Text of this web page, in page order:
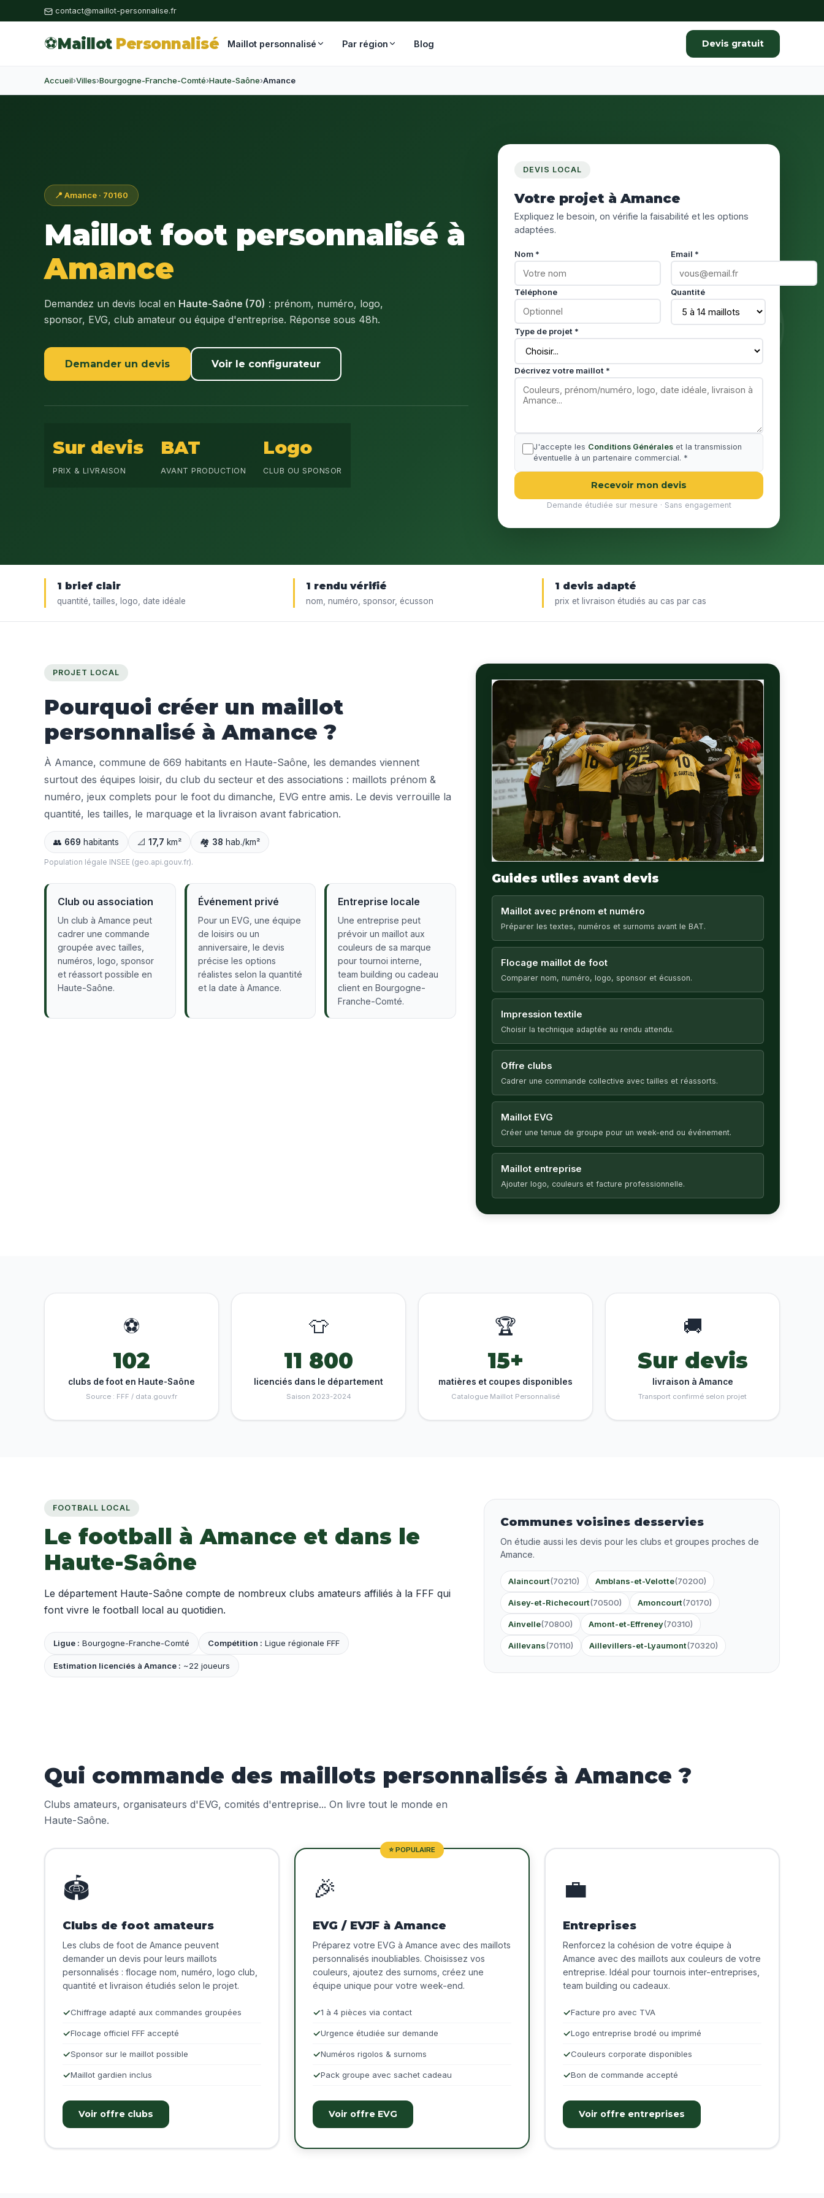
contact@maillot-personnalise.fr
⚽Maillot Personnalisé Maillot personnalisé Par région Blog Devis gratuit
Accueil›Villes›Bourgogne-Franche-Comté›Haute-Saône›Amance
📍 Amance · 70160
Maillot foot personnalisé à
Amance
Demandez un devis local en Haute-Saône (70) : prénom, numéro, logo,
sponsor, EVG, club amateur ou équipe d'entreprise. Réponse sous 48h.
Demander un devis Voir le configurateur
Sur devis
PRIX & LIVRAISON
BAT
AVANT PRODUCTION
Logo
CLUB OU SPONSOR
DEVIS LOCAL
Votre projet à Amance
Expliquez le besoin, on vérifie la faisabilité et les options
adaptées.
Nom * Email *
Téléphone Quantité
Type de projet *
Décrivez votre maillot *
J'accepte les Conditions Générales et la transmission
éventuelle à un partenaire commercial. *
Recevoir mon devis
Demande étudiée sur mesure · Sans engagement
1 brief clair
quantité, tailles, logo, date idéale
1 rendu vérifié
nom, numéro, sponsor, écusson
1 devis adapté
prix et livraison étudiés au cas par cas
PROJET LOCAL
Pourquoi créer un maillot
personnalisé à Amance ?
À Amance, commune de 669 habitants en Haute-Saône, les demandes viennent
surtout des équipes loisir, du club du secteur et des associations : maillots prénom &
numéro, jeux complets pour le foot du dimanche, EVG entre amis. Le devis verrouille la
quantité, les tailles, le marquage et la livraison avant fabrication.
👥 669 habitants 📐 17,7 km² 🏘️ 38 hab./km²
Population légale INSEE (geo.api.gouv.fr).
Club ou association
Un club à Amance peut
cadrer une commande
groupée avec tailles,
numéros, logo, sponsor
et réassort possible en
Haute-Saône.
Événement privé
Pour un EVG, une équipe
de loisirs ou un
anniversaire, le devis
précise les options
réalistes selon la quantité
et la date à Amance.
Entreprise locale
Une entreprise peut
prévoir un maillot aux
couleurs de sa marque
pour tournoi interne,
team building ou cadeau
client en Bourgogne-
Franche-Comté.
Guides utiles avant devis
Maillot avec prénom et numéro
Préparer les textes, numéros et surnoms avant le BAT.
Flocage maillot de foot
Comparer nom, numéro, logo, sponsor et écusson.
Impression textile
Choisir la technique adaptée au rendu attendu.
Offre clubs
Cadrer une commande collective avec tailles et réassorts.
Maillot EVG
Créer une tenue de groupe pour un week-end ou événement.
Maillot entreprise
Ajouter logo, couleurs et facture professionnelle.
⚽
102
clubs de foot en Haute-Saône
Source : FFF / data.gouv.fr
👕
11 800
licenciés dans le département
Saison 2023-2024
🏆
15+
matières et coupes disponibles
Catalogue Maillot Personnalisé
🚚
Sur devis
livraison à Amance
Transport confirmé selon projet
FOOTBALL LOCAL
Le football à Amance et dans le
Haute-Saône
Le département Haute-Saône compte de nombreux clubs amateurs affiliés à la FFF qui
font vivre le football local au quotidien.
Ligue : Bourgogne-Franche-Comté Compétition : Ligue régionale FFF
Estimation licenciés à Amance : ~22 joueurs
Communes voisines desservies
On étudie aussi les devis pour les clubs et groupes proches de
Amance.
Alaincourt(70210) Amblans-et-Velotte(70200)
Aisey-et-Richecourt(70500) Amoncourt(70170)
Ainvelle(70800) Amont-et-Effreney(70310)
Aillevans(70110) Aillevillers-et-Lyaumont(70320)
Qui commande des maillots personnalisés à Amance ?
Clubs amateurs, organisateurs d'EVG, comités d'entreprise... On livre tout le monde en
Haute-Saône.
🏟️
Clubs de foot amateurs
Les clubs de foot de Amance peuvent
demander un devis pour leurs maillots
personnalisés : flocage nom, numéro, logo club,
quantité et livraison étudiés selon le projet.
Chiffrage adapté aux commandes groupées
Flocage officiel FFF accepté
Sponsor sur le maillot possible
Maillot gardien inclus
Voir offre clubs
⭐ POPULAIRE
🎉
EVG / EVJF à Amance
Préparez votre EVG à Amance avec des maillots
personnalisés inoubliables. Choisissez vos
couleurs, ajoutez des surnoms, créez une
équipe unique pour votre week-end.
1 à 4 pièces via contact
Urgence étudiée sur demande
Numéros rigolos & surnoms
Pack groupe avec sachet cadeau
Voir offre EVG
💼
Entreprises
Renforcez la cohésion de votre équipe à
Amance avec des maillots aux couleurs de votre
entreprise. Idéal pour tournois inter-entreprises,
team building ou cadeaux.
Facture pro avec TVA
Logo entreprise brodé ou imprimé
Couleurs corporate disponibles
Bon de commande accepté
Voir offre entreprises